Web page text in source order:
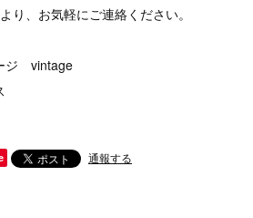
り、お気軽にご連絡ください。
ジ vintage
通報する